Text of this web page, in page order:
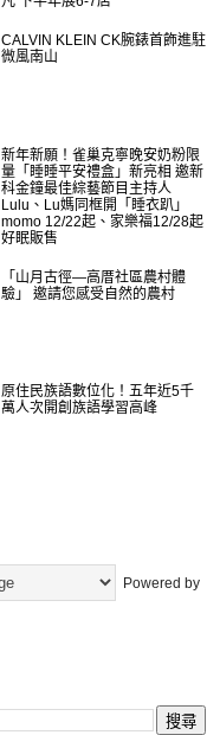
CALVIN KLEIN CK腕錶首飾進駐
微風南山
新年新願！雀巢克寧晚安奶粉限
量「睡睡平安禮盒」新亮相 邀新
科金鐘最佳綜藝節目主持人
Lulu、Lu媽同框開「睡衣趴」
momo 12/22起、家樂福12/28起
好眠販售
「山月古徑—高厝社區農村體
驗」 邀請您感受自然的農村
原住民族語數位化！五年近5千
萬人次開創族語學習高峰
Powered by